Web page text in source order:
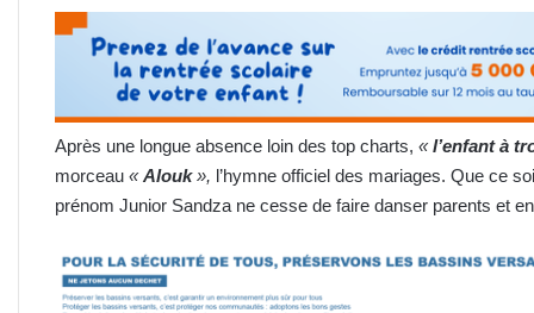
Après une longue absence loin des top charts, «l’enfant à
morceau «Alouk», l’hymne officiel des mariages. Que ce
prénom Junior Sandza ne cesse de faire danser parents et